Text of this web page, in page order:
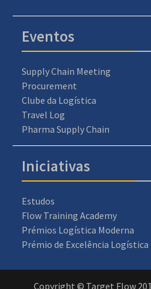
Eventos
Supply Chain Meeting
Procurement
Clube da Logística
Travel Log
Pharma Supply Chain
Iniciativas
Estudos
Flow Training Academy
Prémios Logística Moderna
Prémio de Excelência Logística
Copyright © Target Flow